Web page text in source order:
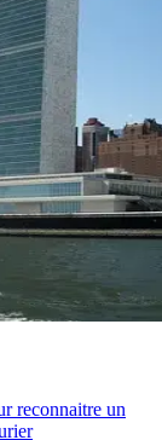
reconnaitre un